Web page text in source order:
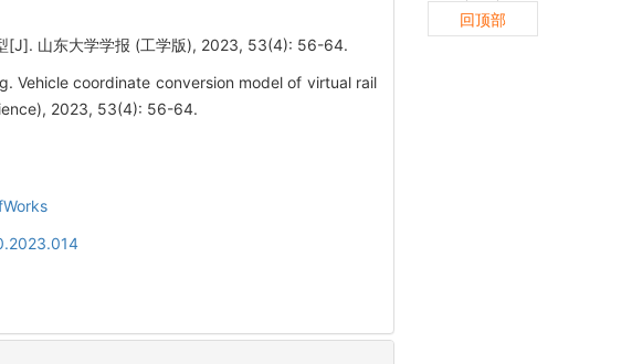
[J]. 山东大学学报 (工学版), 2023, 53(4): 56-64.
Vehicle coordinate conversion model of virtual rail
2023, 53(4): 56-64.
回顶部